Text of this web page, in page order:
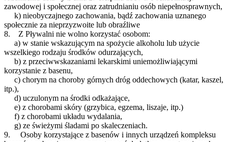
zawodowej i społecznej oraz zatrudnianiu osób niepełnosprawnych,
k) nieobyczajnego zachowania, bądź zachowania uznanego
społecznie za nieprzyzwoite lub obraźliwe
8. Z Pływalni nie wolno korzystać osobom:
a) w stanie wskazującym na spożycie alkoholu lub użycie
wszelkiego rodzaju środków odurzających,
b) z przeciwwskazaniami lekarskimi uniemożliwiającymi
korzystanie z basenu,
c) chorym na choroby górnych dróg oddechowych (katar, kaszel,
itp.),
d) uczulonym na środki odkażające,
e) z chorobami skóry (grzybica, egzema, liszaje, itp.)
f) z chorobami układu wydalania,
g) ze świeżymi śladami po skaleczeniach.
9. Osoby korzystające z basenów i innych urządzeń kompleksu